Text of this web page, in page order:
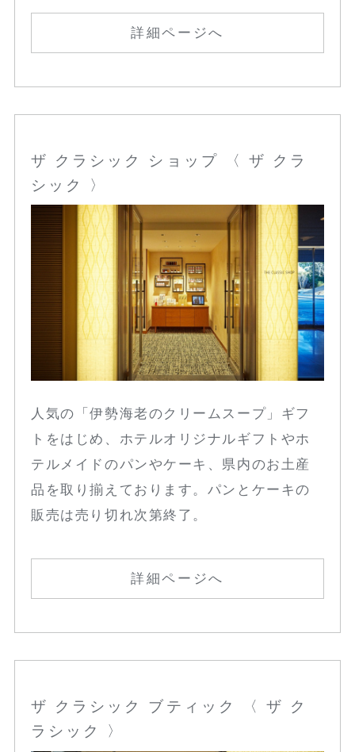
詳細ページへ
ザ クラシック ショップ 〈 ザ クラ
シック 〉
人気の「伊勢海老のクリームスープ」ギフ
トをはじめ、ホテルオリジナルギフトやホ
テルメイドのパンやケーキ、県内のお土産
品を取り揃えております。パンとケーキの
販売は売り切れ次第終了。
詳細ページへ
ザ クラシック ブティック 〈 ザ ク
ラシック 〉